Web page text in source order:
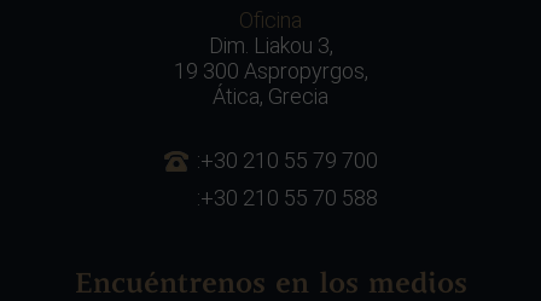
Oficina
Dim. Liakou 3,
19 300 Aspropyrgos,
Ática, Grecia
:+30 210 55 79 700
:+30 210 55 70 588
Encuéntrenos en los medios